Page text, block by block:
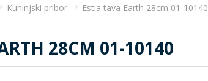
Kuhinjski pribor Estia tava Earth 28cm 01-10140
28CM 01-10140